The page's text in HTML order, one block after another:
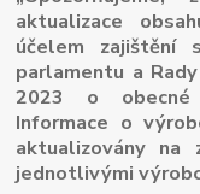
aktualizace
účelem zajištění
parlamentu a
2023 o obecné
Informace o
aktualizovány na
jednotlivými